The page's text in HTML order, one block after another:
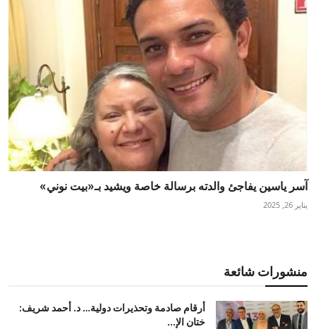
آسر ياسين يفاجئ والدته برسالة خاصة ويشيد بـ«بيت نوني»
يناير 26, 2025
منشورات شائعة
أرقام صادمة وتحذيرات دولية… د. أحمد شريف:
ختان الإ...